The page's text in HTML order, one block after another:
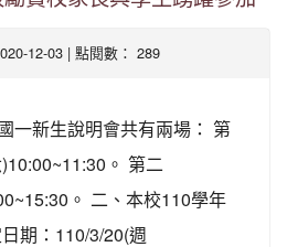
12-03 | 點閱數： 289
一新生說明會共有兩場： 第
。 第二
。 二、本校110學年
期：110/3/20(週